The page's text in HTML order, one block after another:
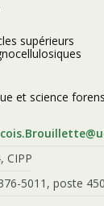
supérieurs
et science
CIPP
5011, poste